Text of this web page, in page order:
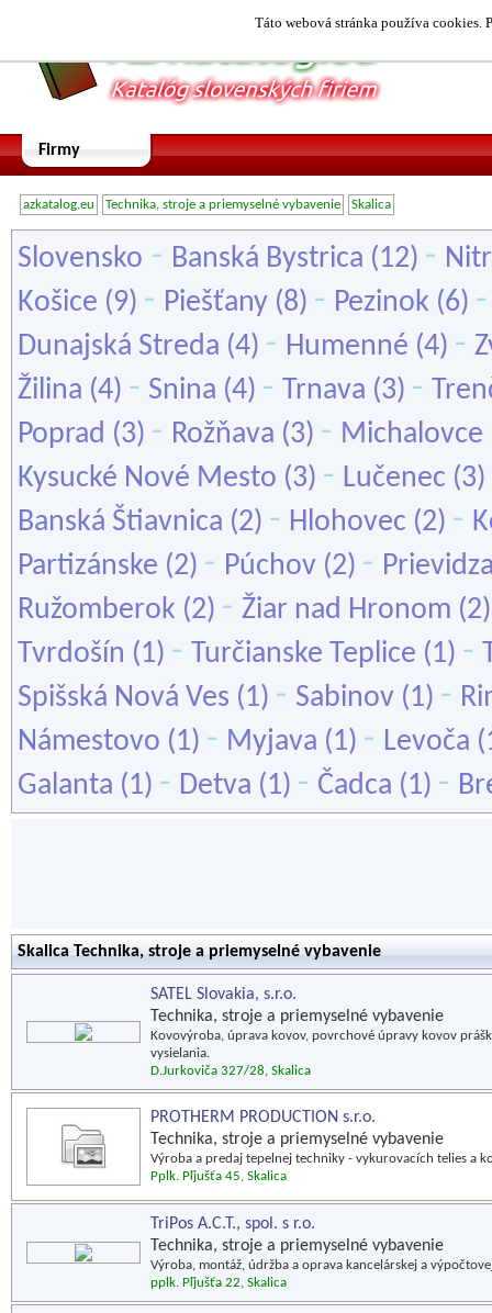
Táto webová stránka používa cookies.
Firmy
azkatalog.eu Technika, stroje a priemyselné vybavenie Skalica
Slovensko - Banská Bystrica (12) -
Košice (9) - Piešťany (8) - Pezinok (6)
Dunajská Streda (4) - Humenné (4) -
Žilina (4) - Snina (4) - Trnava (3) -
Poprad (3) - Rožňava (3) - Michalovce
Kysucké Nové Mesto (3) - Lučenec (3)
Banská Štiavnica (2) - Hlohovec (2) -
Partizánske (2) - Púchov (2) -
Ružomberok (2) - Žiar nad Hronom
Tvrdošín (1) - Turčianske Teplice (1) -
Spišská Nová Ves (1) - Sabinov (1) -
Námestovo (1) - Myjava (1) - Levoča
Galanta (1) - Detva (1) - Čadca (1) -
Skalica Technika, stroje a priemyselné vybavenie
SATEL Slovakia, s.r.o.
Technika, stroje a priemyselné vybavenie
Kovovýroba, úprava kovov, povrchové úpravy kovov
vysielania.
D.Jurkoviča 327/28, Skalica
PROTHERM PRODUCTION s.r.o.
Technika, stroje a priemyselné vybavenie
Výroba a predaj tepelnej techniky - vykurovacích telies a
Pplk. Pľjušťa 45, Skalica
TriPos A.C.T., spol. s r.o.
Technika, stroje a priemyselné vybavenie
Výroba, montáž, údržba a oprava kancelárskej a
pplk. Pľjušťa 22, Skalica